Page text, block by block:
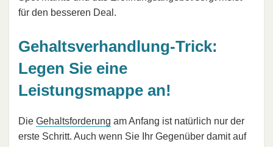
für den besseren Deal.
Gehaltsverhandlung-Trick:
Legen Sie eine
Leistungsmappe an!
Die Gehaltsforderung am Anfang ist natürlich nur der
erste Schritt. Auch wenn Sie Ihr Gegenüber damit auf